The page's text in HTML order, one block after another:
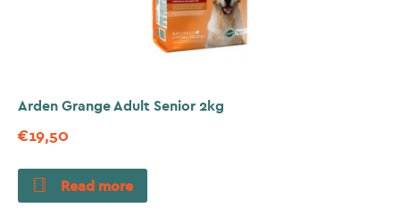
Arden Grange Adult Senior 2kg
€19,50
Read more